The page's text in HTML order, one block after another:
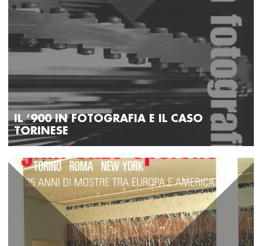
IL ‘900 IN FOTOGRAFIA E IL CASO
TORINESE